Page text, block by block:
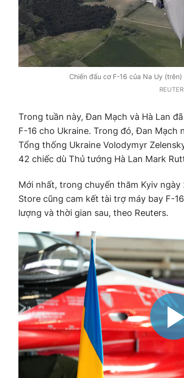
Chiến đấu cơ F-16 của Na Uy
Trong tuần này, Đan Mạch và Hà Lan
F-16 cho Ukraine. Trong đó, Đan Mạch
Tổng thống Ukraine Volodymyr
42 chiếc dù Thủ tướng Hà Lan Mark
Mới nhất, trong chuyến thăm Kyiv
Store cũng cam kết tài trợ máy bay F-
lượng và thời gian sau, theo Reuters.